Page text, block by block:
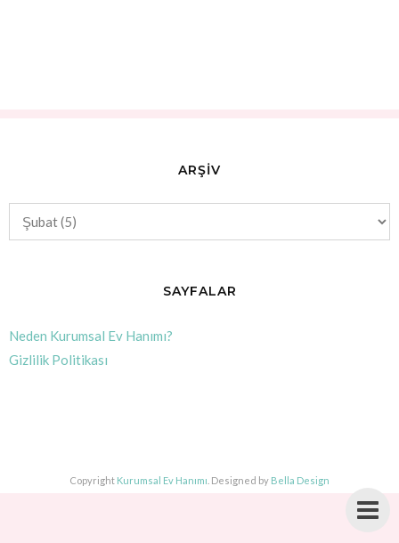
ARŞİV
SAYFALAR
Neden Kurumsal Ev Hanımı?
Gizlilik Politikası
Copyright Kurumsal Ev Hanımı . Designed by Bella Design